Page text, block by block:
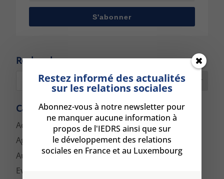
S'abonner
Rechercher :
Rechercher
Catégories :
Actualités
Agenda
Autres
Evénements
Restez informé des actualités
sur les relations sociales
Abonnez-vous à notre newsletter pour
ne manquer aucune information à
propos de l'IEDRS ainsi que sur
le développement des relations
sociales en France et au Luxembourg